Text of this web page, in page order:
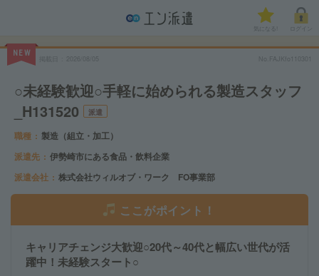
気になる!
NEW
2026/08/05 No.FAJKfo110301
○未経験歓迎○手軽に始められる製造スタッフ
_H131520
派遣
職種
製造（組立・加工）
派遣先
伊勢崎市にある食品・飲料企業
派遣会社
株式会社ウィルオブ・ワーク FO事業部
ここがポイント！
キャリアチェンジ大歓迎○20代～40代と幅広い世代が活
躍中！未経験スタート○